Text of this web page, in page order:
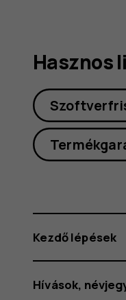
Hasznos
Kezdő lépések
Hívások,